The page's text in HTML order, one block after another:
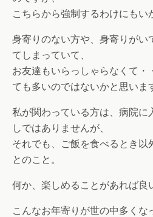
こちらから強制するわけにもい
身寄りのない方や、身寄りがい
てしまっていて、
お友達もいらっしゃらなくて・
ても多いのではないかと思いま
私が関わっている方は、病院に
しではありませんが、
それでも、ご飯を食べるとき以
とのこと。
何か、楽しめることがあれば良
こんなお年寄りが世の中多くな